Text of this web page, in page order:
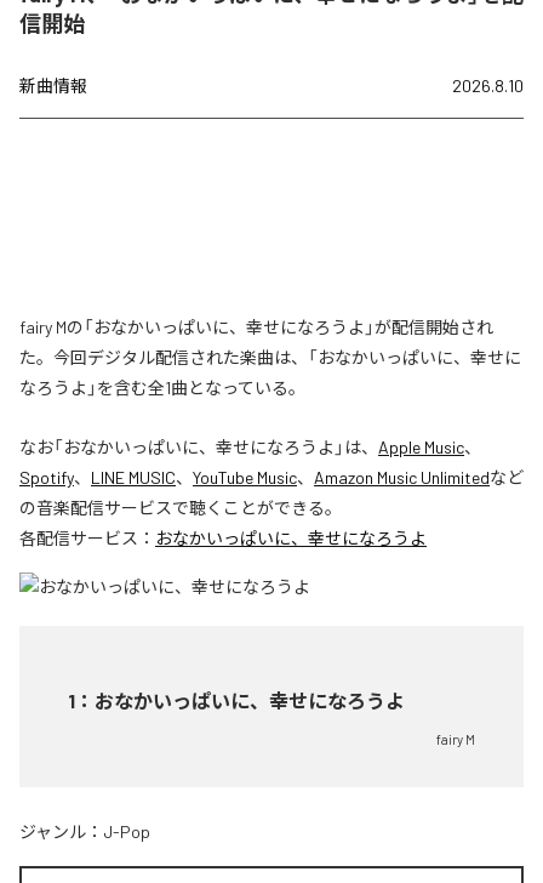
信開始
新曲情報 2026.8.10
fairy Mの「おなかいっぱいに、幸せになろうよ」が配信開始され
た。今回デジタル配信された楽曲は、「おなかいっぱいに、幸せに
なろうよ」を含む全1曲となっている。
なお「おなかいっぱいに、幸せになろうよ 」は、 Apple Music、
Spotify、 LINE MUSIC、 YouTube Music、 Amazon Music Unlimitedなど
の音楽配信サービスで聴くことができる。
各配信サービス： おなかいっぱいに、幸せになろうよ
1 ： おなかいっぱいに、幸せになろうよ
fairy M
ジャンル： J-Pop